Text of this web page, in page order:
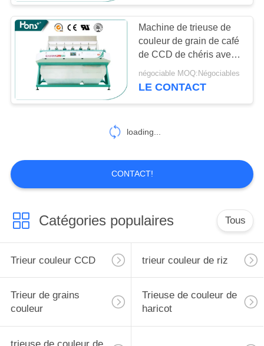
Trieuse en plastique
Trieuse de couleur
11
Machine de tri des
légumes
12
Machine de trieuse de
couleur de grain de café
de CCD de chéris avec
le capteur de CCD de
5000 pixels
négociable MOQ:Négociables
LE CONTACT
loading...
CONTACT!
Catégories populaires Tous
Trieur couleur CCD trieur couleur de riz
Trieur de grains
couleur
Trieuse de couleur de
haricot